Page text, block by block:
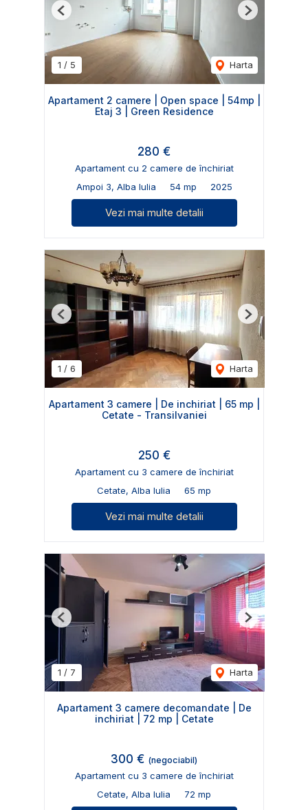
1 / 5 Harta
Previous Next
Apartament 2 camere | Open space | 54mp |
Etaj 3 | Green Residence
280 €
Apartament cu 2 camere de închiriat
Ampoi 3, Alba Iulia
54 mp 2025
Vezi mai multe detalii
1 / 6 Harta
Previous Next
Apartament 3 camere | De inchiriat | 65 mp |
Cetate - Transilvaniei
250 €
Apartament cu 3 camere de închiriat
Cetate, Alba Iulia
65 mp
Vezi mai multe detalii
1 / 7 Harta
Previous Next
Apartament 3 camere decomandate | De
inchiriat | 72 mp | Cetate
300 € (negociabil)
Apartament cu 3 camere de închiriat
Cetate, Alba Iulia
72 mp